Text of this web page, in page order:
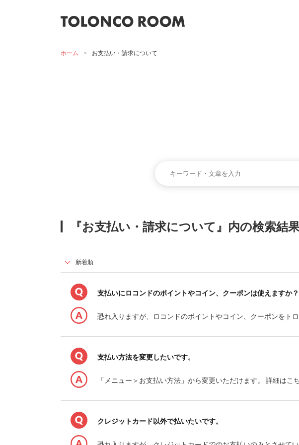
ホーム > お支払い・請求について
『お支払い・請求について』内の検索結
支払いにロコンドのポイントやコイン、クーポンは使えますか？
恐れ入りますが、ロコンドのポイントやコイン、クーポンをト
支払い方法を変更したいです。
「メニュー＞お支払い方法」から変更いただけます。 詳細はこ
クレジットカード以外で払いたいです。